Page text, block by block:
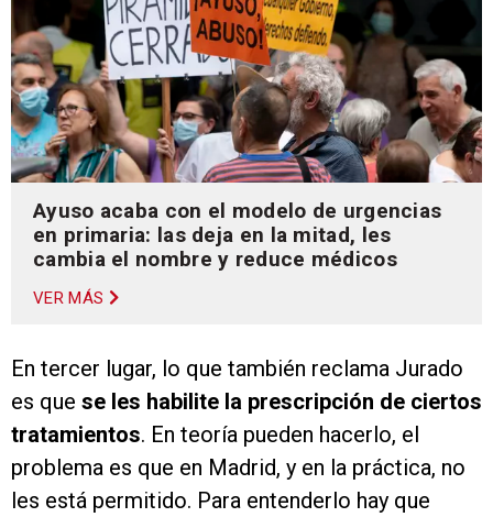
Ayuso acaba con el modelo de urgencias
en primaria: las deja en la mitad, les
cambia el nombre y reduce médicos
VER MÁS
En tercer lugar, lo que también reclama Jurado
es que se les habilite la prescripción de ciertos
tratamientos. En teoría pueden hacerlo, el
problema es que en Madrid, y en la práctica, no
les está permitido. Para entenderlo hay que